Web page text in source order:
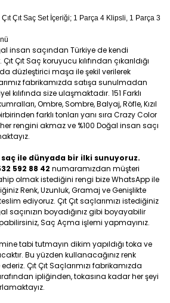
Çıt Saç Set İçeriği; 1 Parça 4 Klipsli, 1 Parça 3
insan saçından Türkiye de kendi
Çıt Saç koruyucu kılıfından çıkarıldığı
düzleştirici maşa ile şekil verilerek
fabrikamızda satışa sunulmadan
kılıfında size ulaşmaktadır. 151 Farklı
Ombre, Sombre, Balyaj, Röfle, Kızıl
farklı tonları yanı sıra Crazy Color
rengini akmaz ve %100 Doğal insan saçı
saç ile dünyada bir ilki sunuyoruz.
592 88 42 numaramızdan müşteri
olmak istediğini rengi bize WhatsApp ile
Renk, Uzunluk, Gramaj ve Genişlikte
ediyoruz. Çıt Çıt saçlarımızı istediğiniz
saçınızın boyadığınız gibi boyayabilir
Saç Açma işlemi yapmayınız.
tabi tutmayın dikim yapıldığı toka ve
Bu yüzden kullanacağınız renk
Çıt Çıt Saçlarımızı fabrikamızda
ipliğinden, tokasına kadar her şeyi